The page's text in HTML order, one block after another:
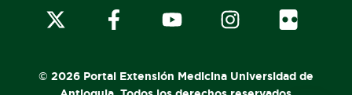
© 2026 Portal Extensión Medicina Universidad de